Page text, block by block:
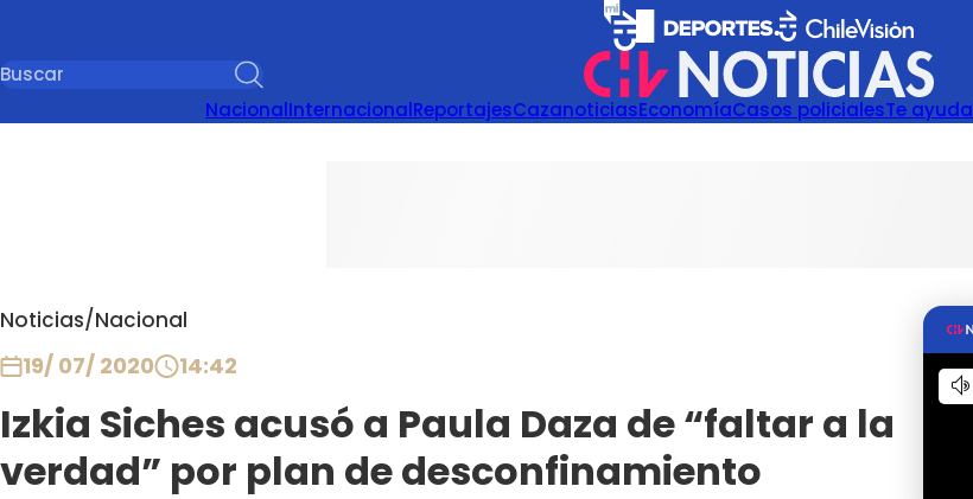
NacionalInternacionalReportajesCazanoticiasEconomíaCasos policialesTe ayuda
Noticias/Nacional
19/ 07/ 2020 14:42
Izkia Siches acusó a Paula Daza de “faltar a la
verdad” por plan de desconfinamiento